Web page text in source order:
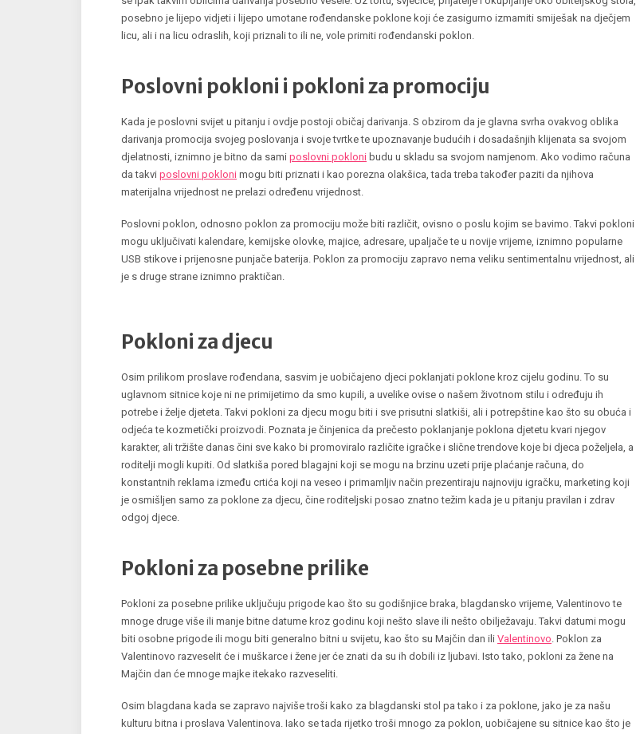
posebno je lijepo vidjeti i lijepo umotane rođendanske poklone koji će zasigurno izmamiti smiješak na dječjem
licu, ali i na licu odraslih, koji priznali to ili ne, vole primiti rođendanski poklon.
Poslovni pokloni i pokloni za promociju
Kada je poslovni svijet u pitanju i ovdje postoji običaj darivanja. S obzirom da je glavna svrha ovakvog oblika
darivanja promocija svojeg poslovanja i svoje tvrtke te upoznavanje budućih i dosadašnjih klijenata sa svojom
djelatnosti, iznimno je bitno da sami poslovni pokloni budu u skladu sa svojom namjenom. Ako vodimo računa
da takvi poslovni pokloni mogu biti priznati i kao porezna olakšica, tada treba također paziti da njihova
materijalna vrijednost ne prelazi određenu vrijednost.
Poslovni poklon, odnosno poklon za promociju može biti različit, ovisno o poslu kojim se bavimo. Takvi pokloni
mogu uključivati kalendare, kemijske olovke, majice, adresare, upaljače te u novije vrijeme, iznimno popularne
USB stikove i prijenosne punjače baterija. Poklon za promociju zapravo nema veliku sentimentalnu vrijednost, ali
je s druge strane iznimno praktičan.
Pokloni za djecu
Osim prilikom proslave rođendana, sasvim je uobičajeno djeci poklanjati poklone kroz cijelu godinu. To su
uglavnom sitnice koje ni ne primijetimo da smo kupili, a uvelike ovise o našem životnom stilu i određuju ih
potrebe i želje djeteta. Takvi pokloni za djecu mogu biti i sve prisutni slatkiši, ali i potrepštine kao što su obuća i
odjeća te kozmetički proizvodi. Poznata je činjenica da prečesto poklanjanje poklona djetetu kvari njegov
karakter, ali tržište danas čini sve kako bi promoviralo različite igračke i slične trendove koje bi djeca poželjela, a
roditelji mogli kupiti. Od slatkiša pored blagajni koji se mogu na brzinu uzeti prije plaćanje računa, do
konstantnih reklama između crtića koji na veseo i primamljiv način prezentiraju najnoviju igračku, marketing koji
je osmišljen samo za poklone za djecu, čine roditeljski posao znatno težim kada je u pitanju pravilan i zdrav
odgoj djece.
Pokloni za posebne prilike
Pokloni za posebne prilike uključuju prigode kao što su godišnjice braka, blagdansko vrijeme, Valentinovo te
mnoge druge više ili manje bitne datume kroz godinu koji nešto slave ili nešto obilježavaju. Takvi datumi mogu
biti osobne prigode ili mogu biti generalno bitni u svijetu, kao što su Majčin dan ili Valentinovo. Poklon za
Valentinovo razveselit će i muškarce i žene jer će znati da su ih dobili iz ljubavi. Isto tako, pokloni za žene na
Majčin dan će mnoge majke itekako razveseliti.
Osim blagdana kada se zapravo najviše troši kako za blagdanski stol pa tako i za poklone, jako je za našu
kulturu bitna i proslava Valentinova. Iako se tada rijetko troši mnogo za poklon, uobičajene su sitnice kao što je